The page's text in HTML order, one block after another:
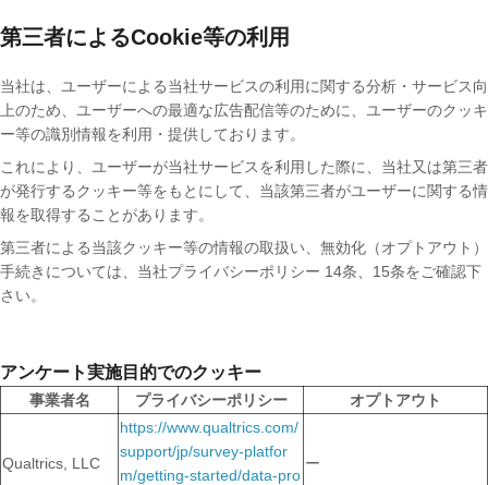
第三者によるCookie等の利用
当社は、ユーザーによる当社サービスの利用に関する分析・サービス向
上のため、ユーザーへの最適な広告配信等のために、ユーザーのクッキ
ー等の識別情報を利用・提供しております。
これにより、ユーザーが当社サービスを利用した際に、当社又は第三者
が発行するクッキー等をもとにして、当該第三者がユーザーに関する情
報を取得することがあります。
第三者による当該クッキー等の情報の取扱い、無効化（オプトアウト）
手続きについては、当社プライバシーポリシー 14条、15条をご確認下
さい。
アンケート実施目的でのクッキー
事業者名 プライバシーポリシー オプトアウト
Qualtrics, LLC
https://www.qualtrics.com/
support/jp/survey-platfor
m/getting-started/data-pro
ー